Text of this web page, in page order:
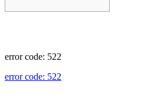
error code: 522
error code: 522